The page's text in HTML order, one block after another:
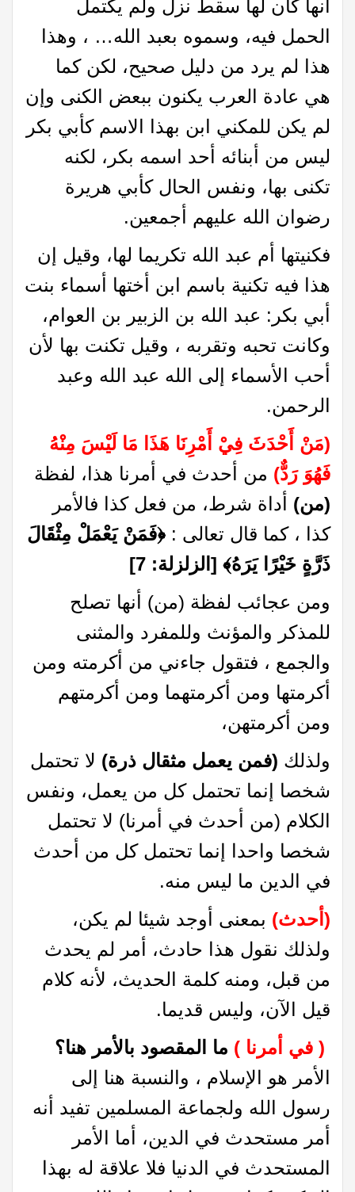
أنها كان لها سقط نزل ولم يكتمل
الحمل فيه، وسموه بعبد الله… ، وهذا
هذا لم يرد من دليل صحيح، لكن كما
هي عادة العرب يكنون ببعض الكنى وإن
لم يكن للمكني ابن بهذا الاسم كأبي بكر
ليس من أبنائه أحد اسمه بكر، لكنه
تكنى بها، ونفس الحال كأبي هريرة
رضوان الله عليهم أجمعين.
فكنيتها أم عبد الله تكريما لها، وقيل إن
هذا فيه تكنية باسم ابن أختها أسماء بنت
أبي بكر: عبد الله بن الزبير بن العوام،
وكانت تحبه وتقربه ، وقيل تكنت بها لأن
أحب الأسماء إلى الله عبد الله وعبد
الرحمن.
(مَنْ أَحْدَثَ فِيْ أَمْرِنَا هَذَا مَا لَيْسَ مِنْهُ
فَهُوَ رَدٌّ) من أحدث في أمرنا هذا، لفظة
(من) أداة شرط، من فعل كذا فالأمر
كذا ، كما قال تعالى : ﴿فَمَنْ يَعْمَلْ مِثْقَالَ
ذَرَّةٍ خَيْرًا يَرَهُ﴾ [الزلزلة: 7]
ومن عجائب لفظة (من) أنها تصلح
للمذكر والمؤنث وللمفرد والمثنى
والجمع ، فتقول جاءني من أكرمته ومن
أكرمتها ومن أكرمتهما ومن أكرمتهم
ومن أكرمتهن،
ولذلك (فمن يعمل مثقال ذرة) لا تحتمل
شخصا إنما تحتمل كل من يعمل، ونفس
الكلام (من أحدث في أمرنا) لا تحتمل
شخصا واحدا إنما تحتمل كل من أحدث
في الدين ما ليس منه.
(أحدث) بمعنى أوجد شيئا لم يكن،
ولذلك نقول هذا حادث، أمر لم يحدث
من قبل، ومنه كلمة الحديث، لأنه كلام
قيل الآن، وليس قديما.
( في أمرنا ) ما المقصود بالأمر هنا؟
الأمر هو الإسلام ، والنسبة هنا إلى
رسول الله ولجماعة المسلمين تفيد أنه
أمر مستحدث في الدين، أما الأمر
المستحدث في الدنيا فلا علاقة له بهذا